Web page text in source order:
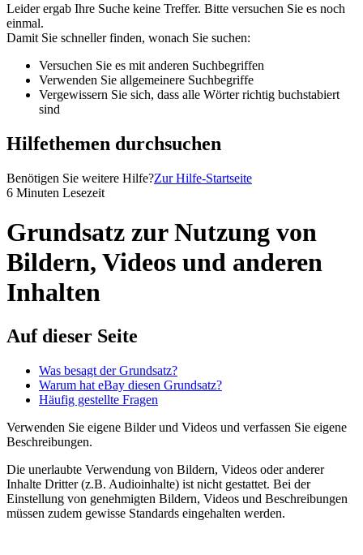
Leider ergab Ihre Suche keine Treffer. Bitte versuchen Sie es noch
einmal.
Damit Sie schneller finden, wonach Sie suchen:
Versuchen Sie es mit anderen Suchbegriffen
Verwenden Sie allgemeinere Suchbegriffe
Vergewissern Sie sich, dass alle Wörter richtig buchstabiert
sind
Hilfethemen durchsuchen
Benötigen Sie weitere Hilfe?Zur Hilfe-Startseite
6 Minuten Lesezeit
Grundsatz zur Nutzung von
Bildern, Videos und anderen
Inhalten
Auf dieser Seite
Was besagt der Grundsatz?
Warum hat eBay diesen Grundsatz?
Häufig gestellte Fragen
Verwenden Sie eigene Bilder und Videos und verfassen Sie eigene
Beschreibungen.
Die unerlaubte Verwendung von Bildern, Videos oder anderer
Inhalte Dritter (z.B. Audioinhalte) ist nicht gestattet. Bei der
Einstellung von genehmigten Bildern, Videos und Beschreibungen
müssen zudem gewisse Standards eingehalten werden.